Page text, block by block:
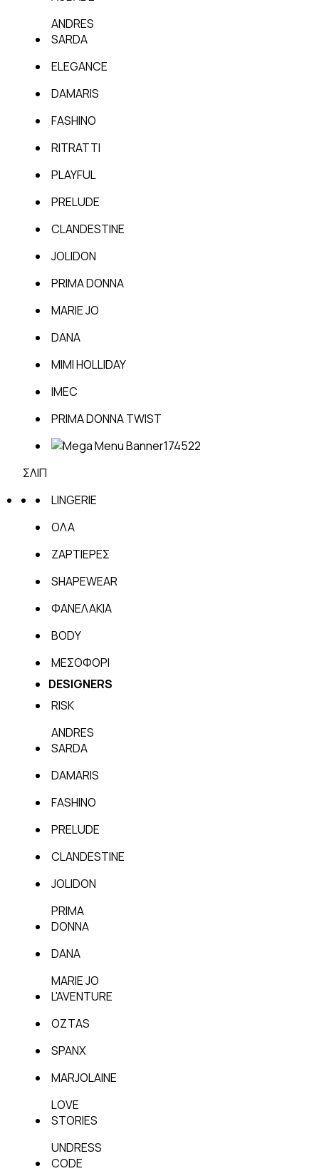
ANDRES
SARDA
ELEGANCE
DAMARIS
FASHINO
RITRATTI
PLAYFUL
PRELUDE
CLANDESTINE
JOLIDON
PRIMA DONNA
MARIE JO
DANA
MIMI HOLLIDAY
IMEC
PRIMA DONNA TWIST
ΣΛΙΠ
LINGERIE
ΟΛΑ
ΖΑΡΤΙΕΡΕΣ
SHAPEWEAR
ΦΑΝΕΛΑΚΙΑ
BODY
ΜΕΣΟΦΟΡΙ
DESIGNERS
RISK
ANDRES
SARDA
DAMARIS
FASHINO
PRELUDE
CLANDESTINE
JOLIDON
PRIMA
DONNA
DANA
MARIE JO
L'AVENTURE
OZTAS
SPANX
MARJOLAINE
LOVE
STORIES
UNDRESS
CODE